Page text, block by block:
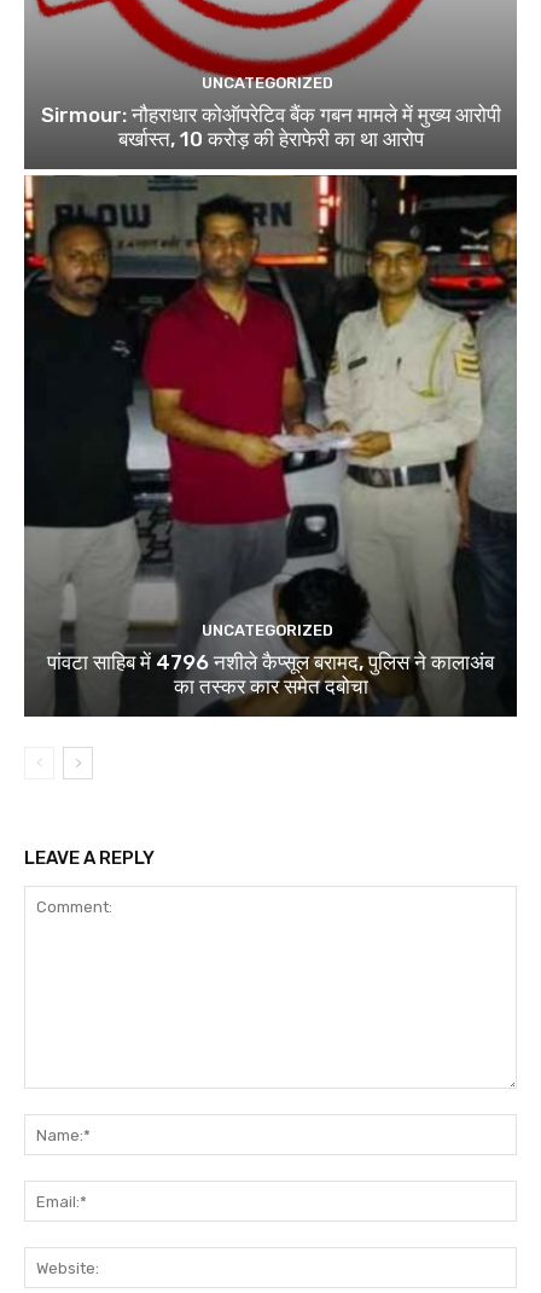
UNCATEGORIZED
Sirmour: नौहराधार कोऑपरेटिव बैंक गबन मामले में मुख्य आरोपी
बर्खास्त, 10 करोड़ की हेराफेरी का था आरोप
UNCATEGORIZED
पांवटा साहिब में 4796 नशीले कैप्सूल बरामद, पुलिस ने कालाअंब
का तस्कर कार समेत दबोचा
LEAVE A REPLY